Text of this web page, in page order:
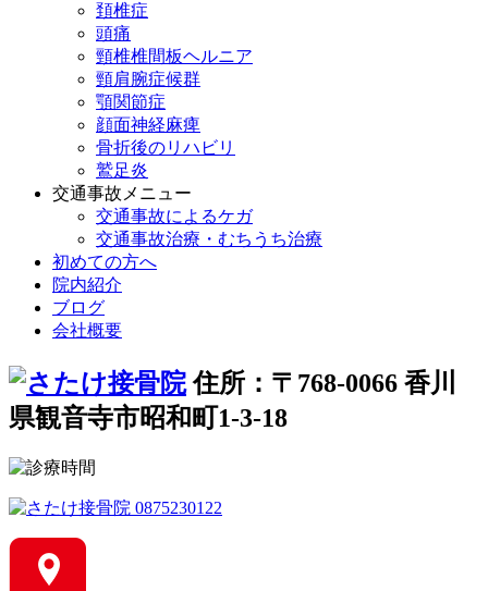
頚椎症
頭痛
頸椎椎間板ヘルニア
頸肩腕症候群
顎関節症
顔面神経麻痺
骨折後のリハビリ
鷲足炎
交通事故メニュー
交通事故によるケガ
交通事故治療・むちうち治療
初めての方へ
院内紹介
ブログ
会社概要
住所：〒768-0066 香川
県観音寺市昭和町1-3-18